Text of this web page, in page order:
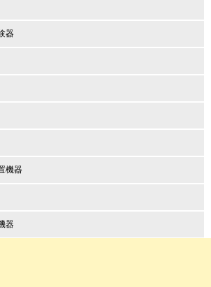
器
機器
器